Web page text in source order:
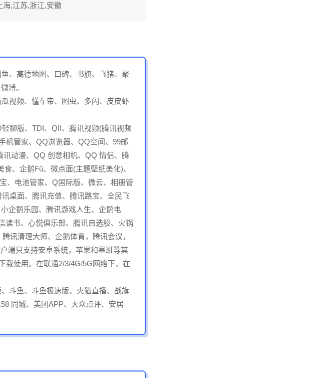
海,江苏,浙江,安徽
、高德地图、口碑、书旗、飞猪、聚
博。
视频、懂车帝、图虫、多闪、皮皮虾
聊版、TDI、QII、腾讯视频(腾讯视频
机管家、QQ浏览器、QQ空间、99邮
动漫、QQ 创意相机、QQ 情侣、腾
、企鹅Fū、微点面(主题壁纸美化)、
、电池管家、Q国际版、微云、相册管
桌面、腾讯充值、腾讯路宝、全民飞
企鹅乐园、腾讯游戏人生、企鹅电
读书、心悦俱乐部、腾讯自选股、火锅
讯清理大师、企鹅体育，腾讯会议，
端只支持安卓系统，苹果和塞班等其
载使用。在联通2/3/4G/5G网络下，在
斗鱼、斗鱼极速版、火猫直播、战旗
同城、美团APP、大众点评、安居